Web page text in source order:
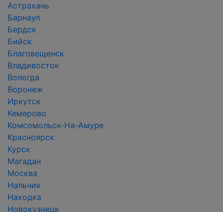
Астрахань
Барнаул
Бердск
Бийск
Благовещенск
Владивосток
Вологда
Воронеж
Иркутск
Кемерово
Комсомольск-На-Амуре
Красноярск
Курск
Магадан
Москва
Нальчик
Находка
Новокузнецк